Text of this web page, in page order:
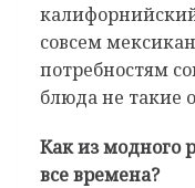
совсем
потребностям
блюда не такие
Как из модного
все времена?